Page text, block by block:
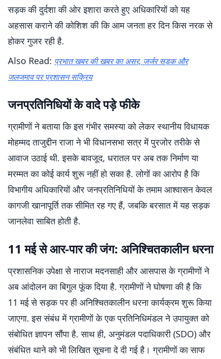
सड़क की दुर्दशा की ओर इशारा करते हुए अधिकारियों को यह
अहसास कराने की कोशिश की कि आम जनता हर दिन किस नरक से
होकर गुजर रही है.
Also Read: प्रभात खबर की खबर का असर, जर्जर सड़क और
जलजमाव पर प्रशासन सक्रिय
जनप्रतिनिधियों के वादे पड़े फीके
ग्रामीणों ने बताया कि इस गंभीर समस्या को लेकर स्थानीय विधायक
मोहम्मद ताजुद्दीन राजा ने भी विधानसभा सत्र में पुरजोर तरीके से
आवाज उठाई थी. इसके बावजूद, धरातल पर अब तक निर्माण या
मरम्मत का कोई कार्य शुरू नहीं हो सका है. लोगों का आरोप है कि
विभागीय अधिकारियों और जनप्रतिनिधियों के तमाम आश्वासन केवल
कागजी खानापूर्ति तक सीमित रह गए हैं, जबकि बरसात में यह सड़क
जानलेवा साबित होती है.
11 मई से आर-पार की जंग: अनिश्चितकालीन धरना
प्रशासनिक उपेक्षा से नाराज मदनसाही और आसपास के ग्रामीणों ने
अब आंदोलन का बिगुल फूंक दिया है. ग्रामीणों ने घोषणा की है कि
11 मई से सड़क पर ही अनिश्चितकालीन धरना कार्यक्रम शुरू किया
जाएगा. इस संबंध में ग्रामीणों के एक प्रतिनिधिमंडल ने उपायुक्त को
संबोधित ज्ञापन सौंपा है. साथ ही, अनुमंडल पदाधिकारी (SDO) और
संबंधित थाने को भी लिखित सूचना दे दी गई है। ग्रामीणों का साफ